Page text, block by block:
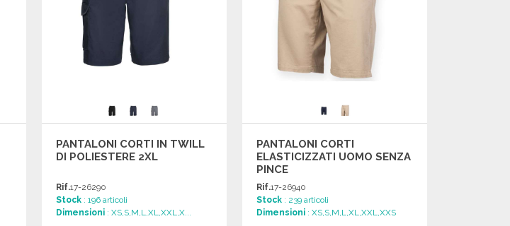
PANTALONI CORTI IN TWILL
DI POLIESTERE 2XL
Rif.17-26290
Stock : 196 articoli
Dimensioni : XS,S,M,L,XL,XXL,X...
PANTALONI CORTI
ELASTICIZZATI UOMO SENZA
PINCE
Rif.17-26940
Stock : 239 articoli
Dimensioni : XS,S,M,L,XL,XXL,XXS